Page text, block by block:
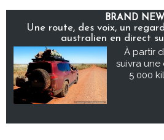
BRAND
Une route, des voix, un
australien en direct
À partir
suivra
5 000